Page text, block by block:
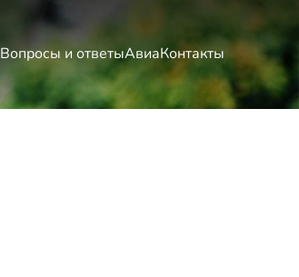
Вопросы и ответыАвиаКонтакты